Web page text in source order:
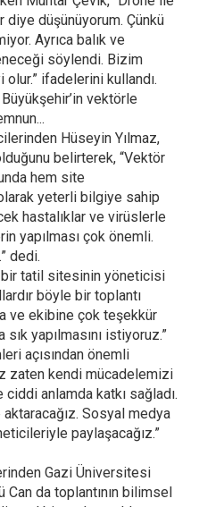
diye düşünüyorum. Çünkü
Ayrıca balık ve
söylendi. Bizim
ifadelerini kullandı.
vektörle
Hüseyin Yılmaz,
belirterek, “Vektör
hem site
yeterli bilgiye sahip
hastalıklar ve virüslerle
yapılması çok önemli.
dedi.
tatil sitesinin yöneticisi
böyle bir toplantı
ve ekibine çok teşekkür
yapılmasını istiyoruz.”
açısından önemli
zaten kendi mücadelemizi
anlamda katkı sağladı.
Sosyal medya
paylaşacağız.”
Gazi Üniversitesi
da toplantının bilimsel